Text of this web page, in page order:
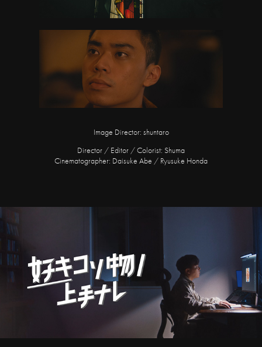
Image Director: shuntaro
Director / Editor / Colorist: Shuma
Cinematographer: Daisuke Abe / Ryusuke Honda
好キコソ物ノ上手ナレ x Genの炊事場